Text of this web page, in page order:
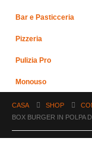
Bar e Pasticceria
Pizzeria
Pulizia Pro
Monouso
CASA SHOP
BOX BURGER IN POLPA